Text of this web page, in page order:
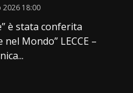
2026 18:00
è stata conferita
nel Mondo” LECCE –